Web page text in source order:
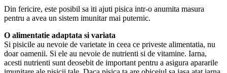
Din fericire, este posibil sa iti ajuti pisica intr-o anumita masura
pentru a avea un sistem imunitar mai puternic.
O alimentatie adaptata si variata
Si pisicile au nevoie de varietate in ceea ce priveste alimentatia, nu
doar oamenii. Si ele au nevoie de nutrienti si de vitamine. Iarna,
acesti nutrienti sunt deosebit de important pentru a asigura apararile